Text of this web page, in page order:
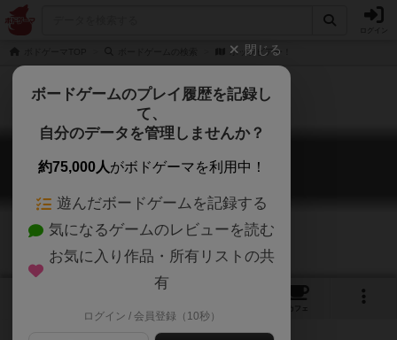
ホップビアー！
ホップビアー！
kronkorken CHAMPION
カフェ
閉じる
ボードゲームのプレイ履歴を記録し
て、
自分のデータを管理しませんか？
約75,000人がボドゲーマを利用中！
遊んだボードゲームを記録する
気になるゲームのレビューを読む
お気に入り作品・所有リストの共
有
ログイン / 会員登録（10秒）